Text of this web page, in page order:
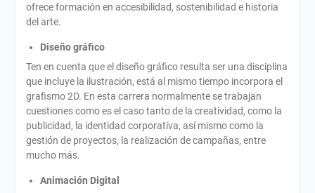
ofrece formación en accesibilidad, sostenibilidad e historia
del arte.
Diseño gráfico
Ten en cuenta que el diseño gráfico resulta ser una disciplina
que incluye la ilustración, está al mismo tiempo incorpora el
grafismo 2D. En esta carrera normalmente se trabajan
cuestiones como es el caso tanto de la creatividad, como la
publicidad, la identidad corporativa, así mismo como la
gestión de proyectos, la realización de campañas, entre
mucho más.
Animación Digital